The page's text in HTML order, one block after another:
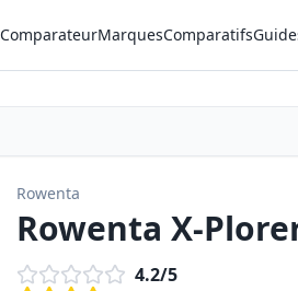
ComparateurMarquesComparatifs
Rowenta
Rowenta X-
4.2/5